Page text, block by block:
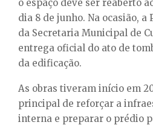
o espaço deve ser reaberto
dia 8 de junho. Na ocasião,
da Secretaria Municipal de
entrega oficial do ato de
da edificação.
As obras tiveram início em
principal de reforçar a
interna e preparar o prédio